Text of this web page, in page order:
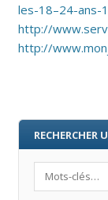
les-18–24-ans-
http://
http://
RECHERCHER